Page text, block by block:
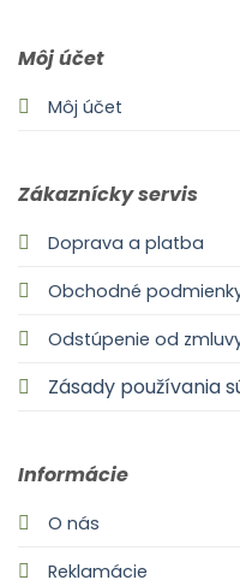
Môj účet
Môj účet
Zákaznícky servis
Doprava a platba
Obchodné
Odstúpenie od
Zásady používania
Informácie
O nás
Reklamácie